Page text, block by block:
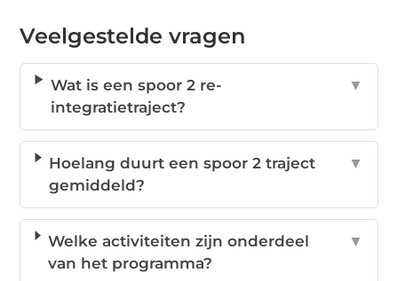
Veelgestelde vragen
Wat is een spoor 2 re-
integratietraject?
▼
Hoelang duurt een spoor 2 traject
gemiddeld?
▼
Welke activiteiten zijn onderdeel
van het programma?
▼